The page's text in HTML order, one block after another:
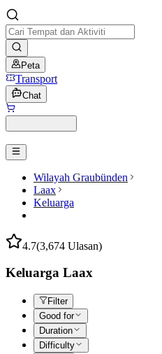
Peta
Transport
Chat
Wilayah Graubünden
Laax
Keluarga
4.7(3,674 Ulasan)
Keluarga Laax
Filter
Good for
Duration
Difficulty